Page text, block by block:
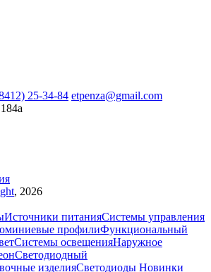
25-34-84 etpenza@gmail.com
, 2026
Источники питанияСистемы управления
профилиФункциональный
Системы освещенияНаружное
Светодиодный
изделияСветодиоды Новинки